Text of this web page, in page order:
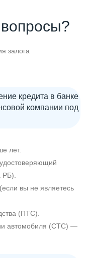
залога
кредита в банке
компании под
лет.
РБ).
вы не являетесь
(ПТС).
автомобиля (СТС) —